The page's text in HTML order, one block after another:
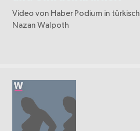
Video von Haber Podium in
Nazan Walpoth